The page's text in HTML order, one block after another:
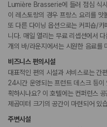
Lumière Brasserie에 들러 점심 식
이 레스토랑의 경우 프랑스 요리를
또 다른 다이닝 옵션으로는 커피숍/
니다. 매일 열리는 무료 리셉션에서
개의 바/라운지에서는 시원한 음료를
비즈니스 편의시설
대표적인 편의 시설과 서비스로는 간
24시간 운영되는 프런트 데스크 등이
획하시나요? 이 호텔에는 컨퍼런스
제곱미터 크기의 공간이 마련되어 있
주변시설